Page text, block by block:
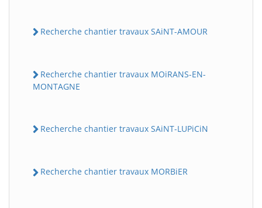
Recherche chantier travaux SAiNT-AMOUR
Recherche chantier travaux MOiRANS-EN-
MONTAGNE
Recherche chantier travaux SAiNT-LUPiCiN
Recherche chantier travaux MORBiER